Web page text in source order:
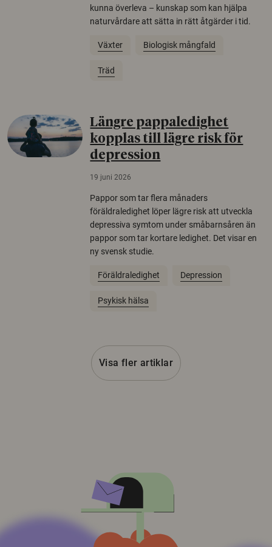
kunna överleva – kunskap som kan hjälpa
naturvårdare att sätta in rätt åtgärder i tid.
Växter Biologisk mångfald
Träd
Längre pappaledighet
kopplas till lägre risk för
depression
19 juni 2026
Pappor som tar flera månaders
föräldraledighet löper lägre risk att utveckla
depressiva symtom under småbarnsåren än
pappor som tar kortare ledighet. Det visar en
ny svensk studie.
Föräldraledighet Depression
Psykisk hälsa
Visa fler artiklar